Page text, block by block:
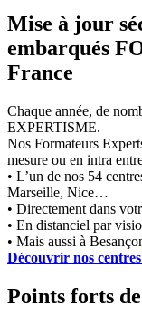
Mise à jour
embarqués
France
Chaque année, de
EXPERTISME.
Nos Formateurs
mesure ou en intra
• L’un de nos 54
Marseille, Nice…
• Directement dans
• En distanciel par
• Mais aussi à
Découvrir nos
Points forts